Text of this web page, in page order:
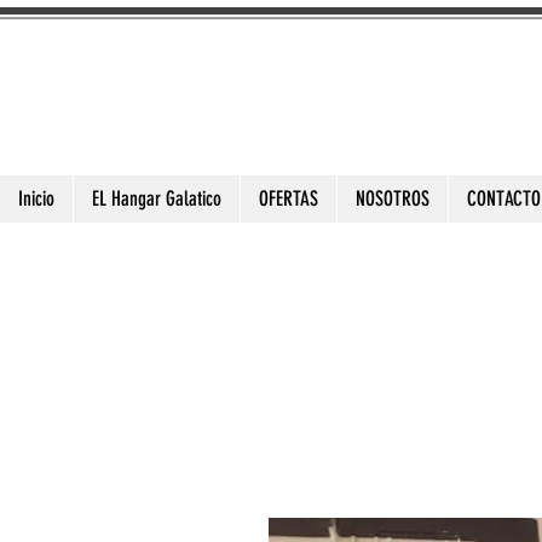
Inicio EL Hangar Galatico OFERTAS NOSOTROS CONTACTO